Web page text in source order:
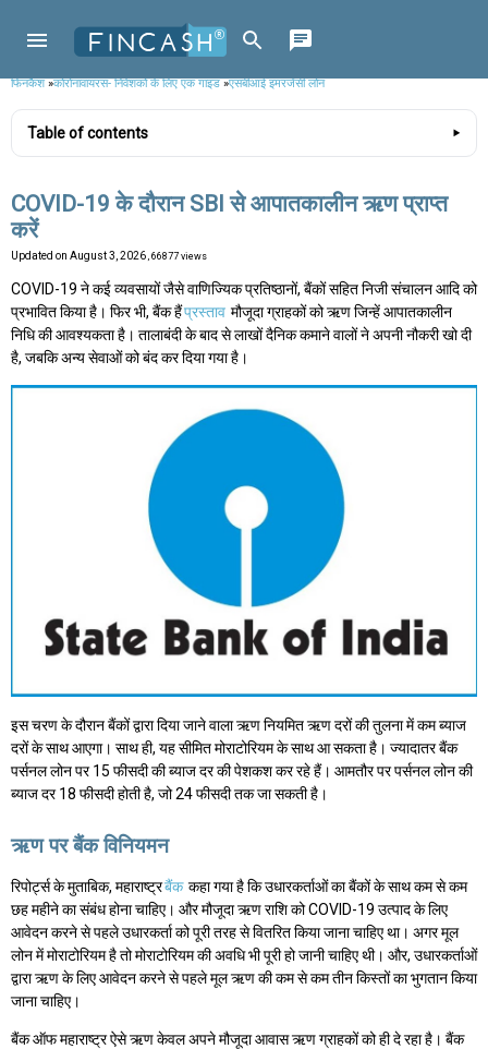
फिनकैश»कोरोनावायरस- निवेशकों के लिए एक गाइड»एसबीआई इमरजेंसी लोन
Table of contents
COVID-19 के दौरान SBI से आपातकालीन ऋण प्राप्त
करें
Updated on August 3, 2026 , 66877 views
COVID-19 ने कई व्यवसायों जैसे वाणिज्यिक प्रतिष्ठानों, बैंकों सहित निजी संचालन आदि को
प्रभावित किया है। फिर भी, बैंक हैंप्रस्ताव मौजूदा ग्राहकों को ऋण जिन्हें आपातकालीन
निधि की आवश्यकता है। तालाबंदी के बाद से लाखों दैनिक कमाने वालों ने अपनी नौकरी खो दी
है, जबकि अन्य सेवाओं को बंद कर दिया गया है।
इस चरण के दौरान बैंकों द्वारा दिया जाने वाला ऋण नियमित ऋण दरों की तुलना में कम ब्याज
दरों के साथ आएगा। साथ ही, यह सीमित मोराटोरियम के साथ आ सकता है। ज्यादातर बैंक
पर्सनल लोन पर 15 फीसदी की ब्याज दर की पेशकश कर रहे हैं। आमतौर पर पर्सनल लोन की
ब्याज दर 18 फीसदी होती है, जो 24 फीसदी तक जा सकती है।
ऋण पर बैंक विनियमन
रिपोर्ट्स के मुताबिक, महाराष्ट्रबैंक कहा गया है कि उधारकर्ताओं का बैंकों के साथ कम से कम
छह महीने का संबंध होना चाहिए। और मौजूदा ऋण राशि को COVID-19 उत्पाद के लिए
आवेदन करने से पहले उधारकर्ता को पूरी तरह से वितरित किया जाना चाहिए था। अगर मूल
लोन में मोराटोरियम है तो मोराटोरियम की अवधि भी पूरी हो जानी चाहिए थी। और, उधारकर्ताओं
द्वारा ऋण के लिए आवेदन करने से पहले मूल ऋण की कम से कम तीन किस्तों का भुगतान किया
जाना चाहिए।
बैंक ऑफ महाराष्ट्र ऐसे ऋण केवल अपने मौजूदा आवास ऋण ग्राहकों को ही दे रहा है। बैंक